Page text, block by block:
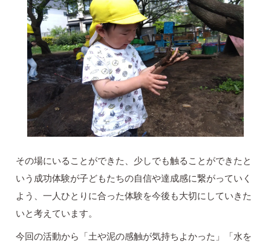
その場にいることができた、少しでも触ることができたと
いう成功体験が子どもたちの自信や達成感に繋がっていく
よう、一人ひとりに合った体験を今後も大切にしていきた
いと考えています。
今回の活動から「土や泥の感触が気持ちよかった」「水を